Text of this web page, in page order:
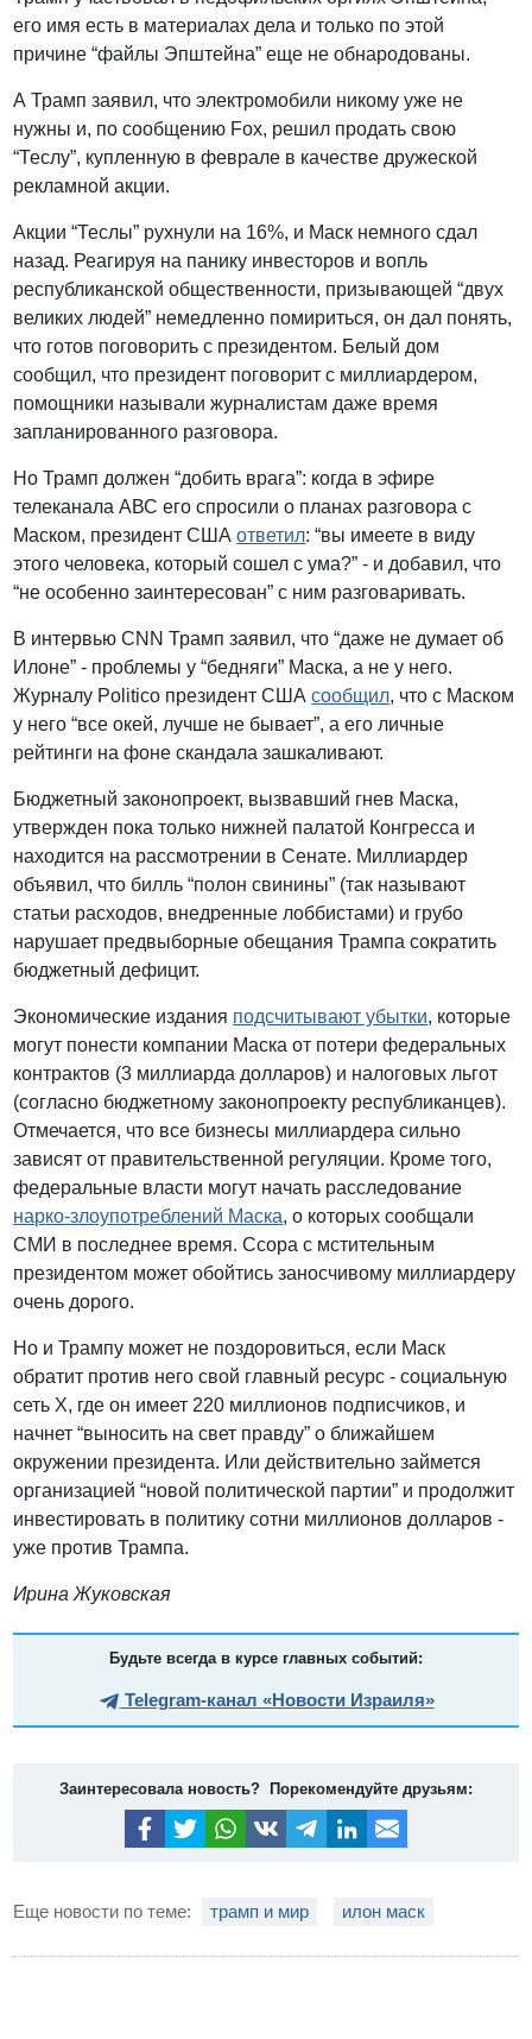
его имя есть в материалах дела и только по этой
причине “файлы Эпштейна” еще не обнародованы.
А Трамп заявил, что электромобили никому уже не
нужны и, по сообщению Fox, решил продать свою
“Теслу”, купленную в феврале в качестве дружеской
рекламной акции.
Акции “Теслы” рухнули на 16%, и Маск немного сдал
назад. Реагируя на панику инвесторов и вопль
республиканской общественности, призывающей “двух
великих людей” немедленно помириться, он дал понять,
что готов поговорить с президентом. Белый дом
сообщил, что президент поговорит с миллиардером,
помощники называли журналистам даже время
запланированного разговора.
Но Трамп должен “добить врага”: когда в эфире
телеканала АВС его спросили о планах разговора с
Маском, президент СШАответил: “вы имеете в виду
этого человека, который сошел с ума?” - и добавил, что
“не особенно заинтересован” с ним разговаривать.
В интервью CNN Трамп заявил, что “даже не думает об
Илоне” - проблемы у “бедняги” Маска, а не у него.
Журналу Politico президент СШАсообщил, что с Маском
у него “все окей, лучше не бывает”, а его личные
рейтинги на фоне скандала зашкаливают.
Бюджетный законопроект, вызвавший гнев Маска,
утвержден пока только нижней палатой Конгресса и
находится на рассмотрении в Сенате. Миллиардер
объявил, что билль “полон свинины” (так называют
статьи расходов, внедренные лоббистами) и грубо
нарушает предвыборные обещания Трампа сократить
бюджетный дефицит.
Экономические издания подсчитывают убытки, которые
могут понести компании Маска от потери федеральных
контрактов (3 миллиарда долларов) и налоговых льгот
(согласно бюджетному законопроекту республиканцев).
Отмечается, что все бизнесы миллиардера сильно
зависят от правительственной регуляции. Кроме того,
федеральные власти могут начать расследование
нарко-злоупотреблений Маска, о которых сообщали
СМИ в последнее время. Ссора с мстительным
президентом может обойтись заносчивому миллиардеру
очень дорого.
Но и Трампу может не поздоровиться, если Маск
обратит против него свой главный ресурс - социальную
сеть Х, где он имеет 220 миллионов подписчиков, и
начнет “выносить на свет правду” о ближайшем
окружении президента. Или действительно займется
организацией “новой политической партии” и продолжит
инвестировать в политику сотни миллионов долларов -
уже против Трампа.
Ирина Жуковская
Будьте всегда в курсе главных событий:
Telegram-канал «Новости Израиля»
Заинтересовала новость? Порекомендуйте друзьям:
Еще новости по теме: трамп и мир илон маск